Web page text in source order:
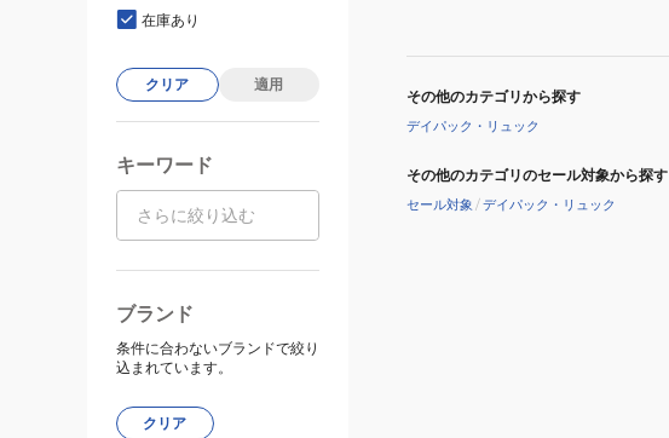
その他のカテゴリから探す
デイパック・リュック
その他のカテゴリのセール対象から探す
セール対象 /デイパック・リュック
在庫あり
クリア 適用
キーワード
ブランド
条件に合わないブランドで絞り
込まれています。
クリア